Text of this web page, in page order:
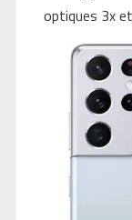
optiques 3x